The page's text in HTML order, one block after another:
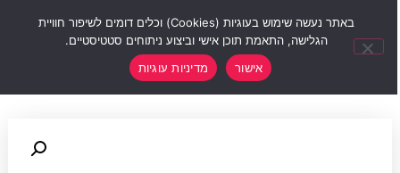
באתר נעשה שימוש בעוגיות (Cookies) וכלים דומים לשיפור חוויית
הגלישה, התאמת תוכן אישי וביצוע ניתוחים סטטיסטיים.
אישור
מדיניות עוגיות